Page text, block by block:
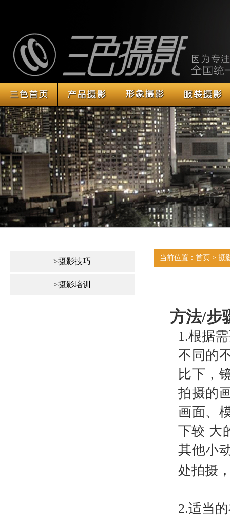
>摄影技巧
>摄影培训
当前位置：首页 > 摄
方法/步
1.根据
不同的
比下，
拍摄的
画面、
下较 大
其他小
处拍摄
2.适当